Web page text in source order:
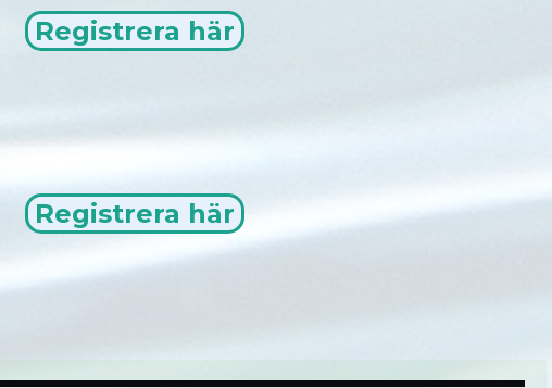
Registrera här
Registrera här